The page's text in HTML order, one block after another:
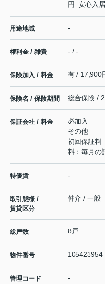
円 安心入
用途地域 -
権利金 / 雑費 - / -
保険加入 / 料金 有 / 17,900
保険名 / 保険期間 総合保険 /
保証会社 / 料金
必加入
その他
初回保証料
料：毎月の
特優賃 -
取引態様 /
賃貸区分
仲介 / 一般
総戸数 8戸
物件番号 105423954
管理コード -